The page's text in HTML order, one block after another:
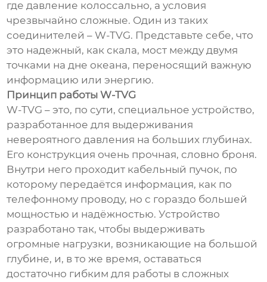
где давление колоссально, а условия
чрезвычайно сложные. Один из таких
соединителей – W-TVG. Представьте себе, что
это надежный, как скала, мост между двумя
точками на дне океана, переносящий важную
информацию или энергию.
Принцип работы W-TVG
W-TVG – это, по сути, специальное устройство,
разработанное для выдерживания
невероятного давления на больших глубинах.
Его конструкция очень прочная, словно броня.
Внутри него проходит кабельный пучок, по
которому передаётся информация, как по
телефонному проводу, но с гораздо большей
мощностью и надёжностью. Устройство
разработано так, чтобы выдерживать
огромные нагрузки, возникающие на большой
глубине, и, в то же время, оставаться
достаточно гибким для работы в сложных